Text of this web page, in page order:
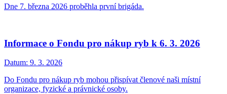
Dne 7. března 2026 proběhla první brigáda.
Informace o Fondu pro nákup ryb k 6. 3. 2026
Datum: 9. 3. 2026
Do Fondu pro nákup ryb mohou přispívat členové naši místní
organizace, fyzické a právnické osoby.